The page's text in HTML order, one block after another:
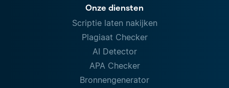
Onze diensten
Scriptie laten nakijken
Plagiaat Checker
AI Detector
APA Checker
Bronnengenerator